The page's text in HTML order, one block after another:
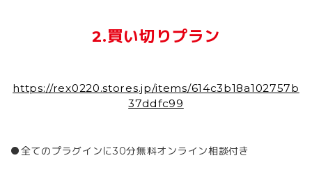
2.買い切りプラン
https://rex0220.stores.jp/items/614c3b18a102757b
37ddfc99
●全てのプラグインに30分無料オンライン相談付き